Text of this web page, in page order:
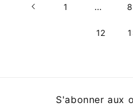
1 … 8
12
S'abonner aux